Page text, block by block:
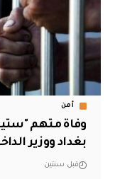
أمن
وفاة متهم
بغداد ووزير
قبل سنتين